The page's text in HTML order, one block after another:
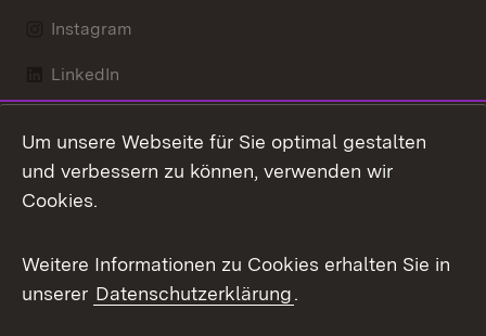
Instagram
LinkedIn
X / Twitter
Youtube
Kontakt
Datenschutz
Um unsere Webseite für Sie optimal gestalten
und verbessern zu können, verwenden wir
Cookies.
Weitere Informationen zu Cookies erhalten Sie in
unserer Datenschutzerklärung.